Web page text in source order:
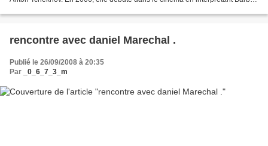
rencontre avec daniel Marechal .
Publié le 26/09/2008 à 20:35
Par
_0_6_7_3_m